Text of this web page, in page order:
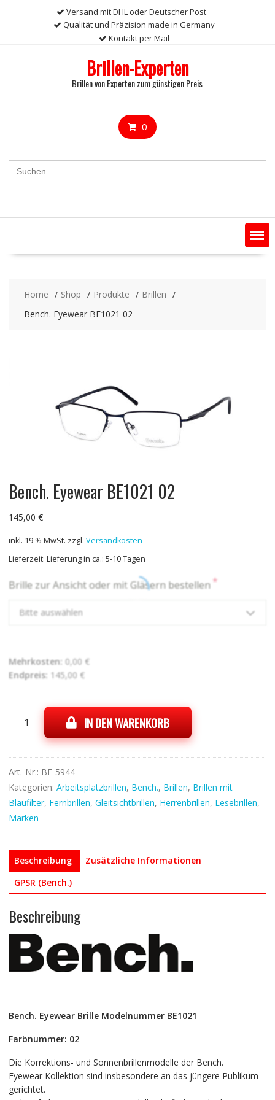
Versand mit DHL oder Deutscher Post
Qualität und Präzision made in Germany
Kontakt per Mail
Brillen-Experten
Brillen von Experten zum günstigen Preis
0
Search
for:
Home Shop Produkte
Brillen
Bench. Eyewear BE1021 02
Bench. Eyewear BE1021 02
145,00 €
inkl. 19 % MwSt. zzgl. Versandkosten
Lieferzeit: Lieferung in ca.: 5-10 Tagen
Brille zur Ansicht oder mit Gläsern bestellen*
Bitte auswählen
Mehrkosten: 0,00 €
Endpreis: 145,00 €
Bench.
Eyewear
BE1021
02
Menge
IN DEN WARENKORB
Art.-Nr.: BE-5944
Kategorien: Arbeitsplatzbrillen, Bench., Brillen, Brillen mit
Blaufilter, Fernbrillen, Gleitsichtbrillen, Herrenbrillen, Lesebrillen,
Marken
Beschreibung
Zusätzliche Informationen
GPSR (Bench.)
Beschreibung
Bench. Eyewear Brille Modelnummer BE1021
Farbnummer: 02
Die Korrektions- und Sonnenbrillenmodelle der Bench.
Eyewear Kollektion sind insbesondere an das jüngere Publikum
gerichtet.